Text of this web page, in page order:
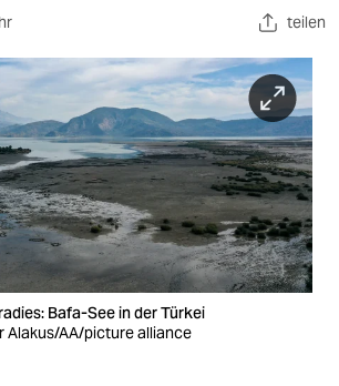
teilen
Bafa-See in der Türkei
Alakus/AA/picture alliance